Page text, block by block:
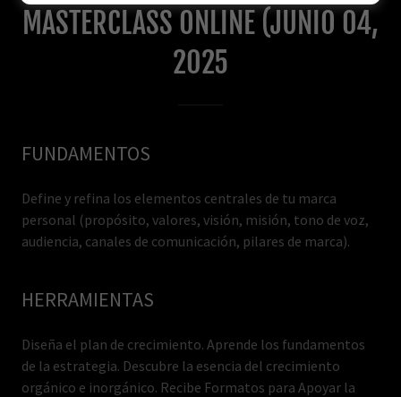
MASTERCLASS ONLINE (JUNIO 04,
2025
FUNDAMENTOS
Define y refina los elementos centrales de tu marca
personal (propósito, valores, visión, misión, tono de voz,
audiencia, canales de comunicación, pilares de marca).
HERRAMIENTAS
Diseña el plan de crecimiento. Aprende los fundamentos
de la estrategia. Descubre la esencia del crecimiento
orgánico e inorgánico. Recibe Formatos para Apoyar la